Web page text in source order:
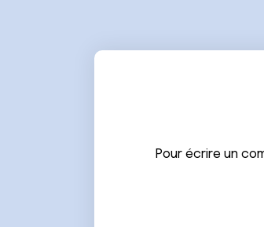
Pour écrire un